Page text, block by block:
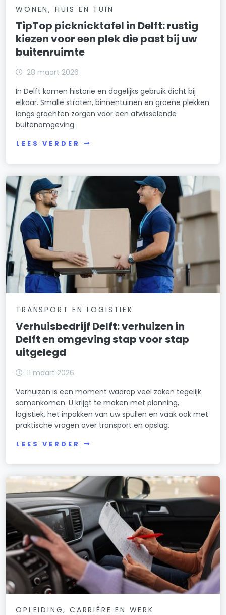
WONEN, HUIS EN TUIN
TipTop picknicktafel in Delft: rustig
kiezen voor een plek die past bij uw
buitenruimte
28 maart 2026
In Delft komen historie en dagelijks gebruik dicht bij
elkaar. Smalle straten, binnentuinen en groene plekken
langs grachten zorgen voor een afwisselende
buitenomgeving.
LEES VERDER
TRANSPORT EN LOGISTIEK
Verhuisbedrijf Delft: verhuizen in
Delft en omgeving stap voor stap
uitgelegd
11 maart 2026
Verhuizen is een moment waarop veel zaken tegelijk
samenkomen. U krijgt te maken met planning,
logistiek, het inpakken van uw spullen en vaak ook met
praktische vragen over transport en opslag.
LEES VERDER
OPLEIDING, CARRIÈRE EN WERK